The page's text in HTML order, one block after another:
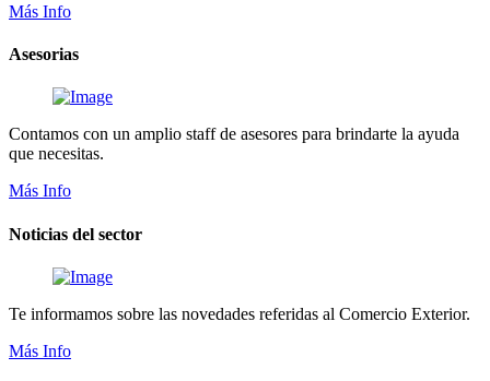
Más Info
Asesorias
Contamos con un amplio staff de asesores para brindarte la ayuda
que necesitas.
Más Info
Noticias del sector
Te informamos sobre las novedades referidas al Comercio Exterior.
Más Info